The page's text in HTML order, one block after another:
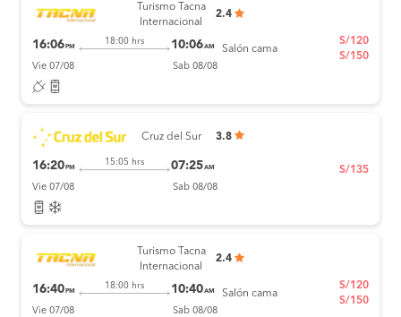
Turismo Tacna
Internacional
2.4
16:06 PM
18:00 hrs 10:06AM
Vie 07/08 Sab 08/08
Salón cama
S/120
S/150
Cruz del Sur 3.8
16:20 PM
15:05 hrs 07:25AM
Vie 07/08 Sab 08/08
S/135
Turismo Tacna
Internacional
2.4
16:40 PM
18:00 hrs 10:40AM
Vie 07/08 Sab 08/08
Salón cama
S/120
S/150